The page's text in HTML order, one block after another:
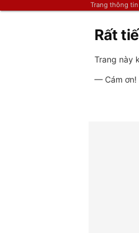
Trang thông
Rất
Trang này
— Cám ơn!